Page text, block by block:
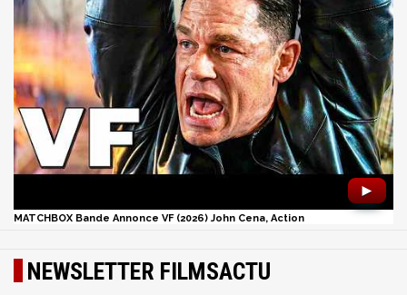
►
MATCHBOX Bande Annonce VF (2026) John Cena, Action
NEWSLETTER FILMSACTU